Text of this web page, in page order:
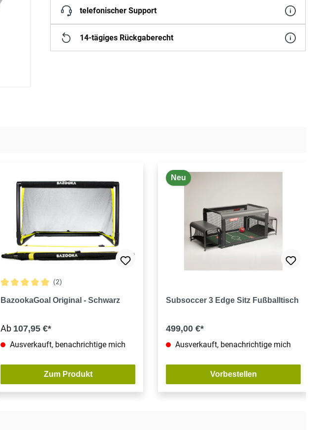
telefonischer Support
14-tägiges Rückgaberecht
Durchschnittliche Bewertung von 5 von 5 Sternen
(2)
BazookaGoal Original - Schwarz
Ab 107,95 €*
Ausverkauft, benachrichtige mich
Zum Produkt
Neu
Subsoccer 3 Edge Sitz Fußballtisch
499,00 €*
Ausverkauft, benachrichtige mich
Vorbestellen